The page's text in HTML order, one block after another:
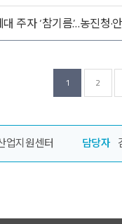
주자 ‘참기름’…농진청
1 2
업지원센터 담당자